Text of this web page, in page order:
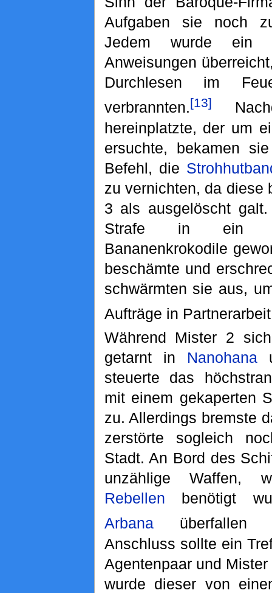
Aufgaben sie noch
Jedem wurde ein
Anweisungen
Durchlesen im
verbrannten.[13]
hereinplatzte, der um
ersuchte, bekamen
Befehl, die
zu vernichten, da diese
3 als ausgelöscht
Strafe in ein
Bananenkrokodile
beschämte und
schwärmten sie aus,
Aufträge in
Während Mister 2
getarnt in Nanohana
steuerte das
mit einem gekaperten
zu. Allerdings bremste
zerstörte sogleich
Stadt. An Bord des
unzählige Waffen,
Rebellen benötigt
Arbanaüberfallen
Anschluss sollte ein
Agentenpaar und
wurde dieser von